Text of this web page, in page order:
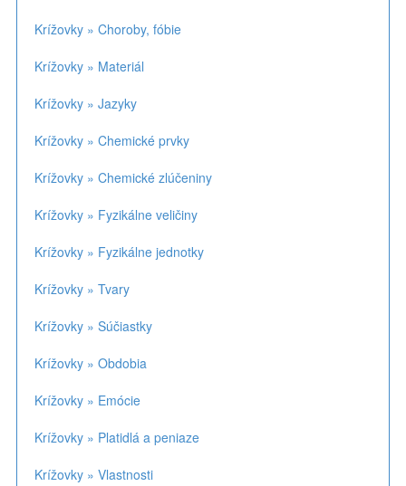
Krížovky » Choroby, fóbie
Krížovky » Materiál
Krížovky » Jazyky
Krížovky » Chemické prvky
Krížovky » Chemické zlúčeniny
Krížovky » Fyzikálne veličiny
Krížovky » Fyzikálne jednotky
Krížovky » Tvary
Krížovky » Súčiastky
Krížovky » Obdobia
Krížovky » Emócie
Krížovky » Platidlá a peniaze
Krížovky » Vlastnosti